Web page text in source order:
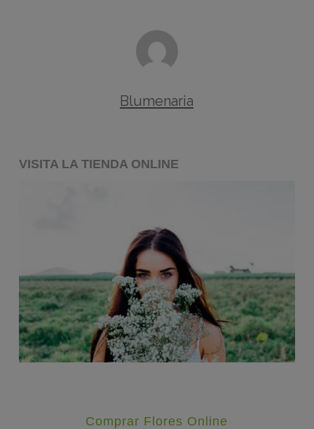
Blumenaria
VISITA LA TIENDA ONLINE
Comprar Flores Online